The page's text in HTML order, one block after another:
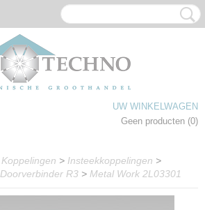
UW WINKELWAGEN
Geen producten (0)
Koppelingen > Insteekkoppelingen >
Doorverbinder R3 > Metal Work 2L03301